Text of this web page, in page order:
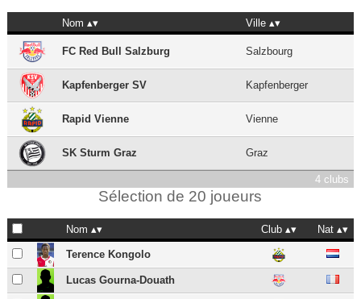
Nom Ville
FC Red Bull Salzburg Salzbourg
Kapfenberger SV Kapfenberger
Rapid Vienne Vienne
SK Sturm Graz Graz
4 clubs
Sélection de 20 joueurs
Nom Club Nat
Terence Kongolo
Lucas Gourna-Douath